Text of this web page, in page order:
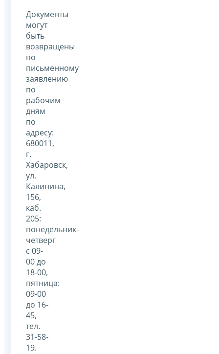
Документы
могут
быть
возвращены
по
письменному
заявлению
по
рабочим
дням
по
адресу:
680011,
г.
Хабаровск,
ул.
Калинина,
156,
каб.
205:
понедельник-
четверг
с 09-
00 до
18-00,
пятница:
09-00
до 16-
45,
тел.
31-58-
19.